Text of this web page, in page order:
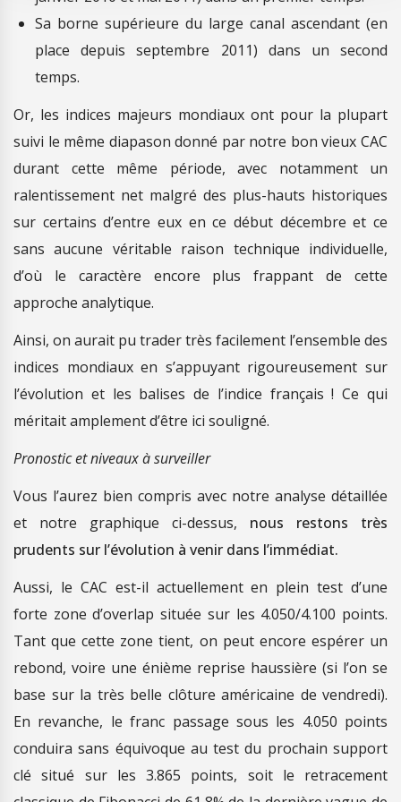
Sa borne supérieure du large canal ascendant (en
place depuis septembre 2011) dans un second
temps.
Or, les indices majeurs mondiaux ont pour la plupart
suivi le même diapason donné par notre bon vieux CAC
durant cette même période, avec notamment un
ralentissement net malgré des plus-hauts historiques
sur certains d’entre eux en ce début décembre et ce
sans aucune véritable raison technique individuelle,
d’où le caractère encore plus frappant de cette
approche analytique.
Ainsi, on aurait pu trader très facilement l’ensemble des
indices mondiaux en s’appuyant rigoureusement sur
l’évolution et les balises de l’indice français ! Ce qui
méritait amplement d’être ici souligné.
Pronostic et niveaux à surveiller
Vous l’aurez bien compris avec notre analyse détaillée
et notre graphique ci-dessus, nous restons très
prudents sur l’évolution à venir dans l’immédiat.
Aussi, le CAC est-il actuellement en plein test d’une
forte zone d’overlap située sur les 4.050/4.100 points.
Tant que cette zone tient, on peut encore espérer un
rebond, voire une énième reprise haussière (si l’on se
base sur la très belle clôture américaine de vendredi).
En revanche, le franc passage sous les 4.050 points
conduira sans équivoque au test du prochain support
clé situé sur les 3.865 points, soit le retracement